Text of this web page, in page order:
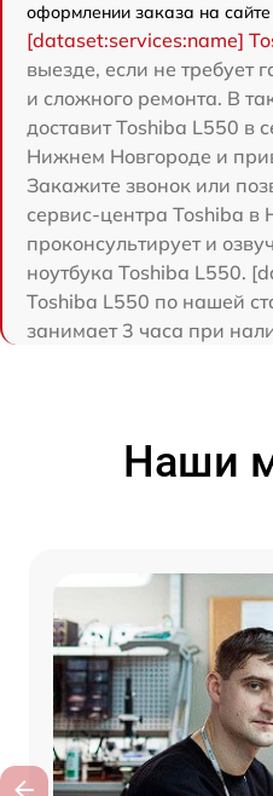
оформлении заказа на
[dataset:services:name]
выезде, если не требует
и сложного ремонта. В
доставит Toshiba L550 в
Нижнем Новгороде и
Закажите звонок или
сервис-центра Toshiba
проконсультирует и
ноутбука Toshiba L550.
Toshiba L550 по нашей
занимает 3 часа при
Наши